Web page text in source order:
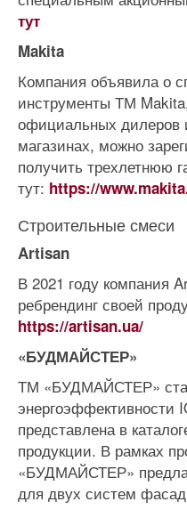
тут
Makita
Компания объявила о
инструменты ТМ
официальных дилеров
магазинах, можно
получить трехлетнюю
тут: https://
Строительные смеси
Artisan
В 2021 году компания
ребрендинг своей
https://artisan.ua/
«БУДМАЙСТЕР»
ТМ «БУДМАЙСТЕР»
энергоэффективности
представлена в
продукции. В рамках
«БУДМАЙСТЕР»
для двух систем